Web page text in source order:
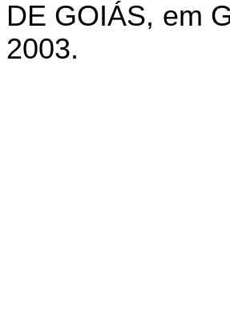
DE GOIÁS, em
2003.